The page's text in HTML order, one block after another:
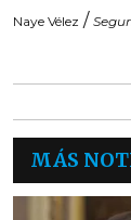
Naye Vélez /
MÁS